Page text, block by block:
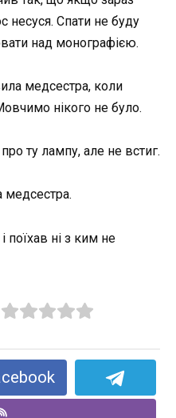
несуся. Спати не буду
над монографією.
медсестра, коли
нікого не було.
ту лампу, але не встиг.
медсестра.
поїхав ні з ким не